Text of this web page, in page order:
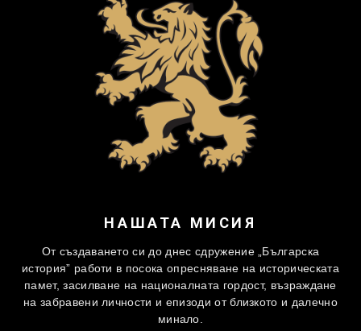
НАШАТА МИСИЯ
От създаването си до днес сдружение „Българска
история” работи в посока опресняване на историческата
памет, засилване на националната гордост, възраждане
на забравени личности и епизоди от близкото и далечно
минало.